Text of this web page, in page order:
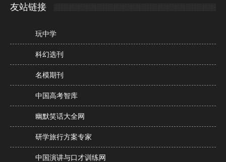
友站链接
玩中学
科幻选刊
名模期刊
中国高考智库
幽默笑话大全网
研学旅行方案专家
中国演讲与口才训练网